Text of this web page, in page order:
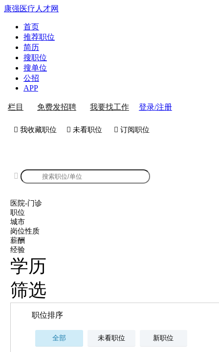
康强医疗人才网
首页
推荐职位
简历
搜职位
搜单位
公招
APP
栏目 免费发招聘 我要找工作 登录/注册
 我收藏职位  未看职位  订阅职位

医院-门诊
职位
城市
岗位性质
薪酬
经验
学历
筛选
职位排序
全部 未看职位 新职位